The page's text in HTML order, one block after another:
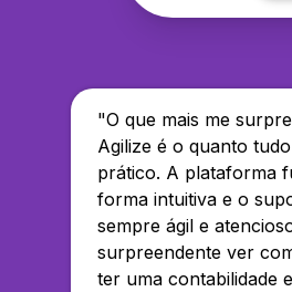
"O que mais me
Agilize é o quanto
prático. A plataforma
forma intuitiva e o
sempre ágil e
surpreendente ver
ter uma contabilidade